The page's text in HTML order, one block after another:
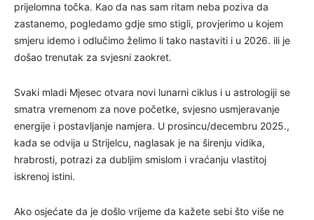
prijelomna točka. Kao da nas sam ritam neba poziva da
zastanemo, pogledamo gdje smo stigli, provjerimo u kojem
smjeru idemo i odlučimo želimo li tako nastaviti i u 2026. ili je
došao trenutak za svjesni zaokret.
Svaki mladi Mjesec otvara novi lunarni ciklus i u astrologiji se
smatra vremenom za nove početke, svjesno usmjeravanje
energije i postavljanje namjera. U prosincu/decembru 2025.,
kada se odvija u Strijelcu, naglasak je na širenju vidika,
hrabrosti, potrazi za dubljim smislom i vraćanju vlastitoj
iskrenoj istini.
Ako osjećate da je došlo vrijeme da kažete sebi što više ne